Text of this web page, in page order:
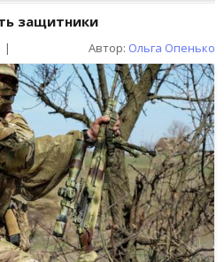
защитники
| Автор: Ольга Опенько